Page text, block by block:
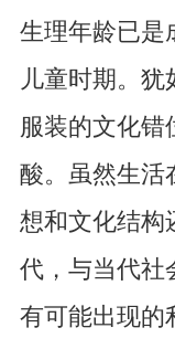
生理年龄已是
儿童时期。
服装的文化错
酸。虽然生活
想和文化结构
代，与当代社
有可能出现的